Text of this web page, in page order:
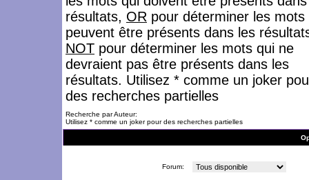
résultats, OR pour déterminer les mots
peuvent être présents dans les
NOT pour déterminer les mots qui ne
devraient pas être présents dans les
résultats. Utilisez * comme un joker
des recherches partielles
Recherche par Auteur:
Utilisez * comme un joker pour des recherches partielles
Forum: